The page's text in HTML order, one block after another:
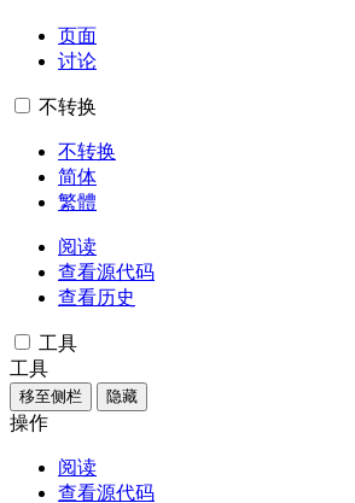
页面
讨论
不转换
不转换
简体
繁體
阅读
查看源代码
查看历史
工具
工具
移至侧栏 隐藏
操作
阅读
查看源代码